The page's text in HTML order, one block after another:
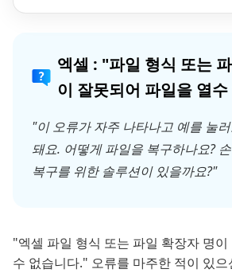
엑셀 : "파일 형식 또는
이 잘못되어 파일을 열
"이 오류가 자주 나타나고 예를 눌
돼요. 어떻게 파일을 복구하나요?
복구를 위한 솔루션이 있을까요?"
"엑셀 파일 형식 또는 파일 확장자 명
수 없습니다." 오류를 마주한 적이 있